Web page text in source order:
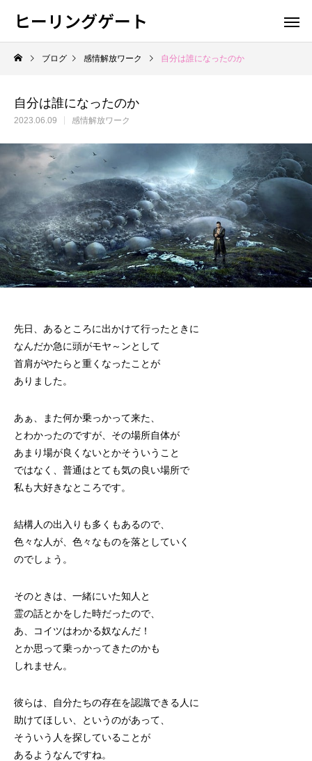
ヒーリングゲート
ブログ 感情解放ワーク 自分は誰になったのか
自分は誰になったのか
2023.06.09 感情解放ワーク
先日、あるところに出かけて行ったときに
なんだか急に頭がモヤ～ンとして
首肩がやたらと重くなったことが
ありました。
あぁ、また何か乗っかって来た、
とわかったのですが、その場所自体が
あまり場が良くないとかそういうこと
ではなく、普通はとても気の良い場所で
私も大好きなところです。
結構人の出入りも多くもあるので、
色々な人が、色々なものを落としていく
のでしょう。
そのときは、一緒にいた知人と
霊の話とかをした時だったので、
あ、コイツはわかる奴なんだ！
とか思って乗っかってきたのかも
しれません。
彼らは、自分たちの存在を認識できる人に
助けてほしい、というのがあって、
そういう人を探していることが
あるようなんですね。